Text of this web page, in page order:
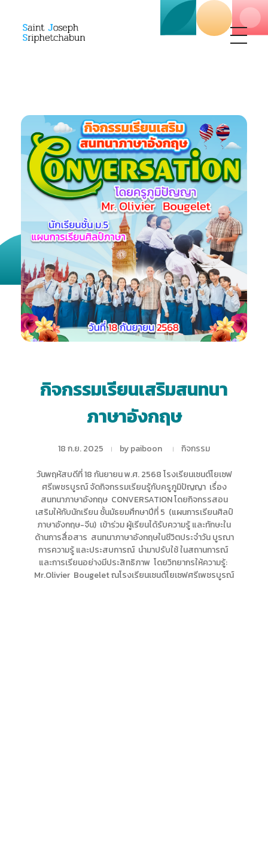
กิจกรรมเรียนเสริมสนทนา
ภาษาอังกฤษ
18 ก.ย. 2025 bypaiboon กิจกรรม
วันพฤหัสบดีที่ 18 กันยายน พ.ศ. 2568 โรงเรียนเซนต์โยเซฟ
ศรีเพชรบูรณ์ จัดกิจกรรมเรียนรู้กับครูภูมิปัญญา เรื่อง
สนทนาภาษาอังกฤษ CONVERSATION โดยกิจกรรสอน
เสริมให้กับนักเรียน ชั้นมัธยมศึกษาปีที่ 5 (แผนการเรียนศิลป์
ภาษาอังกฤษ-จีน) เข้าร่วม ผู้เรียนได้รับความรู้ และทักษะใน
ด้านการสื่อสาร สนทนาภาษาอังกฤษในชีวิตประจำวัน บูรณา
การความรู้ และประสบการณ์ นำมาปรับใช้ ในสถานการณ์
และการเรียนอย่างมีประสิทธิภาพ โดยวิทยากรให้ความรู้:
Mr.Olivier Bougelet ณโรงเรียนเซนต์โยเซฟศรีเพชรบูรณ์